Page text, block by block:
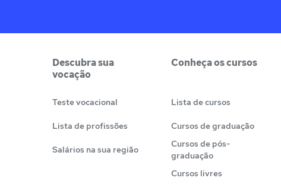
Descubra sua
vocação
Teste vocacional
Lista de profissões
Salários na sua região
Conheça os cursos
Lista de cursos
Cursos de graduação
Cursos de pós-
graduação
Cursos livres